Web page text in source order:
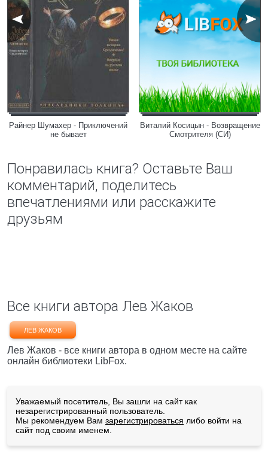
Райнер Шумахер - Приключений
не бывает
Виталий Косицын - Возвращение
Смотрителя (СИ)
Понравилась книга? Оставьте Ваш
комментарий, поделитесь
впечатлениями или расскажите
друзьям
Все книги автора Лев Жаков
ЛЕВ ЖАКОВ
Лев Жаков - все книги автора в одном месте на сайте
онлайн библиотеки LibFox.
Уважаемый посетитель, Вы зашли на сайт как
незарегистрированный пользователь.
Мы рекомендуем Вам зарегистрироваться либо войти на
сайт под своим именем.